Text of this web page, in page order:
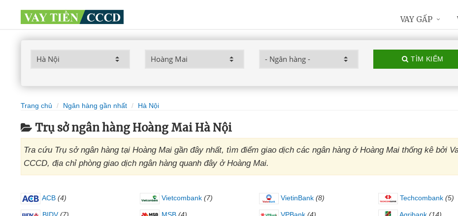
TÌM KIẾM
Trang chủ Ngân hàng gần nhất Hà Nội
Trụ sở ngân hàng Hoàng Mai Hà Nội
Tra cứu Trụ sở ngân hàng tại Hoàng Mai gần đây nhất, tìm điểm giao dịch các ngân hàng ở Hoàng Mai thống kê bởi
CCCD, địa chỉ phòng giao dịch ngân hàng quanh đây ở Hoàng Mai.
ACB (4) Vietcombank (7) VietinBank (8) Techcombank (5)
BIDV (7) MSB (4) VPBank (4) Agribank (14)
VAY GẤP